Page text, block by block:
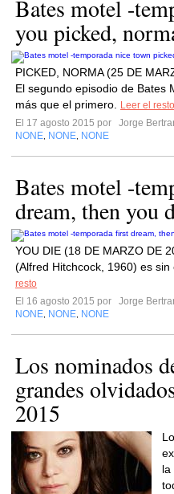
Bates motel -
you picked,
PICKED, NORMA (25 DE
El segundo episodio de Bates
más que el primero.
Leer el resto
El 17 agosto 2015 por
Jorge
NONE NONE NONE
Bates motel -
dream, then you
YOU DIE (18 DE MARZO DE
(Alfred Hitchcock, 1960) es sin
resto
El 16 agosto 2015 por
Jorge
NONE NONE NONE
Los nominados
grandes
2015
la